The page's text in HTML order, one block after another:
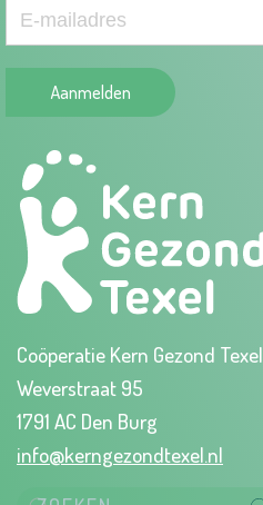
Aanmelden
Coöperatie Kern Gezond Texel
Weverstraat 95
1791 AC Den Burg
info@kerngezondtexel.nl